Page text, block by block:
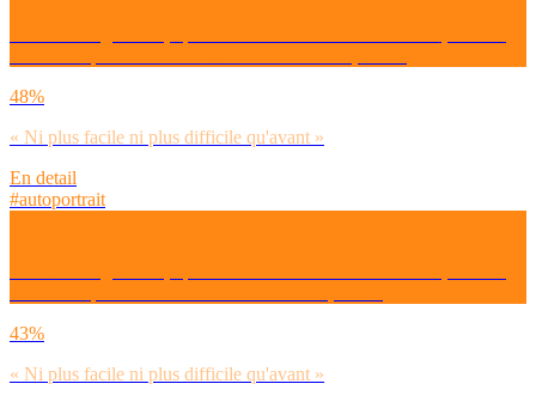
48%
« Ni plus facile ni plus difficile qu'avant »
En detail
#autoportrait
43%
« Ni plus facile ni plus difficile qu'avant »